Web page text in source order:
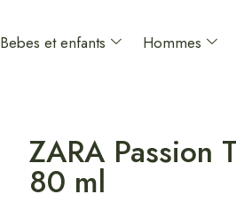
Bebes et enfants Hommes
ZARA Passion
80 ml